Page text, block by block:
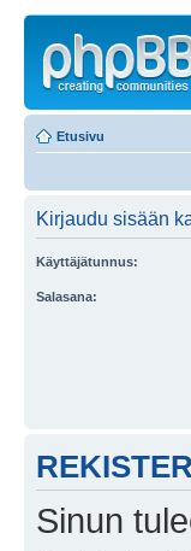
Etusivu
Kirjaudu sisään
Käyttäjätunnus:
Salasana:
Sinun